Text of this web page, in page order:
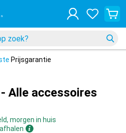
Prijsgarantie
Alle accessoires
morgen in huis